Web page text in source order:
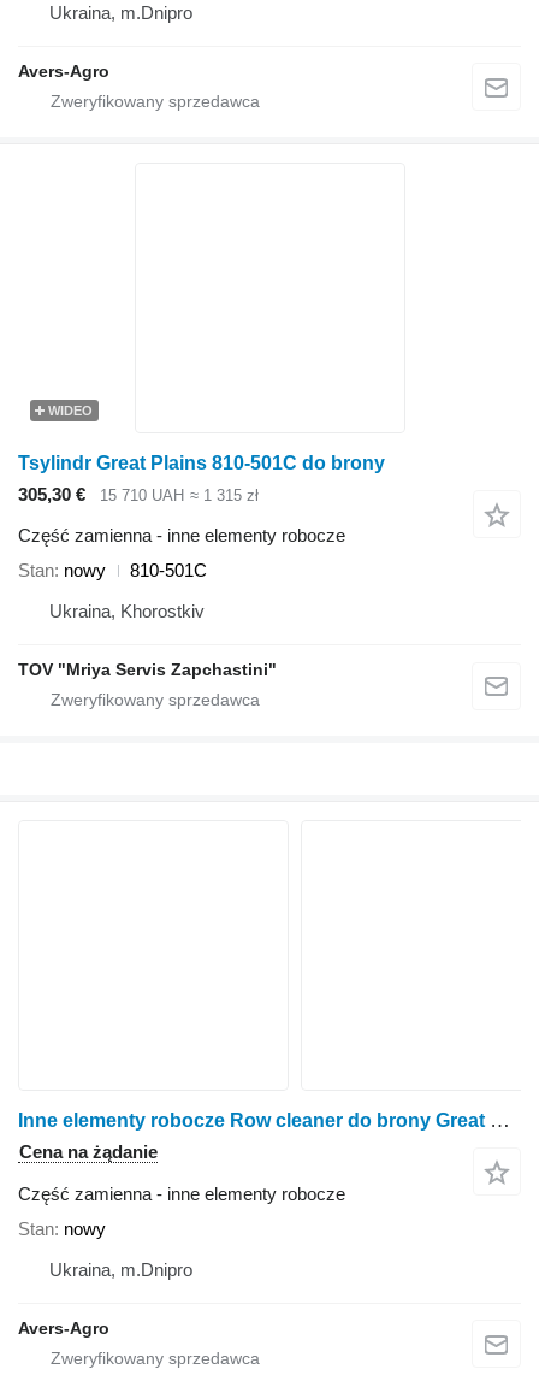
Ukraina, m.Dnipro
Avers-Agro
WIDEO
Tsylindr Great Plains 810-501C do brony
305,30 €
15 710 UAH ≈ 1 315 zł
Część zamienna - inne elementy robocze
Stan nowy
810-501C
Ukraina, Khorostkiv
TOV "Mriya Servis Zapchastini"
Inne elementy robocze Row cleaner do brony Great Plains YP 1625 seeder, double disc
Cena na żądanie
Część zamienna - inne elementy robocze
Stan nowy
Ukraina, m.Dnipro
Avers-Agro